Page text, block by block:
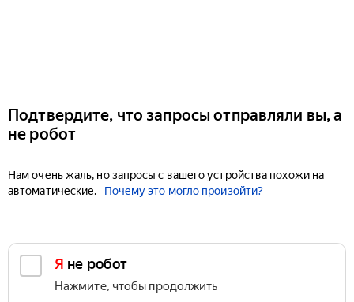
Подтвердите, что запросы отправляли вы, а
не робот
Нам очень жаль, но запросы с вашего устройства похожи на
автоматические.
Почему это могло произойти?
Я не робот
Нажмите, чтобы продолжить